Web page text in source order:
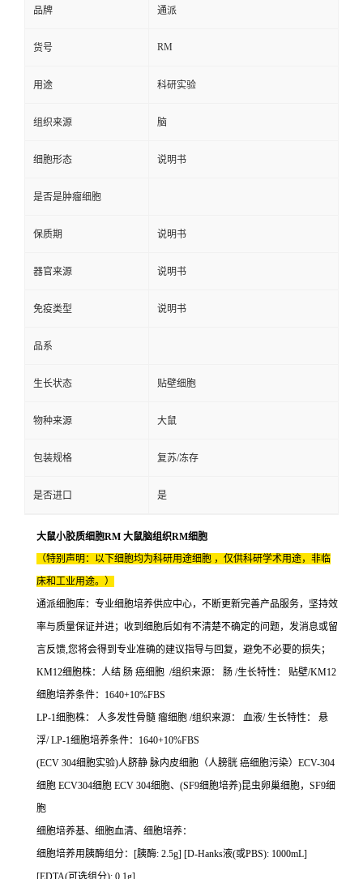
品牌 通派
货号 RM
用途 科研实验
组织来源 脑
细胞形态 说明书
是否是肿瘤细胞
保质期 说明书
器官来源 说明书
免疫类型 说明书
品系
生长状态 贴壁细胞
物种来源 大鼠
包装规格 复苏/冻存
是否进口 是
大鼠小胶质细胞RM 大鼠脑组织RM细胞
（特别声明：以下细胞均为科研用途细胞 ，仅供科研学术用途，非临
床和工业用途。）
通派细胞库：专业细胞培养供应中心，不断更新完善产品服务，坚持效
率与质量保证并进；收到细胞后如有不清楚不确定的问题，发消息或留
言反馈,您将会得到专业准确的建议指导与回复，避免不必要的损失；
KM12细胞株：人结 肠 癌细胞 /组织来源： 肠 /生长特性： 贴壁/KM12
细胞培养条件：1640+10%FBS
LP-1细胞株： 人多发性骨髓 瘤细胞 /组织来源： 血液/ 生长特性： 悬
浮/ LP-1细胞培养条件：1640+10%FBS
(ECV 304细胞实验)人脐静 脉内皮细胞（人膀胱 癌细胞污染）ECV-304
细胞 ECV304细胞 ECV 304细胞、(SF9细胞培养)昆虫卵巢细胞，SF9细
胞
细胞培养基、细胞血清、细胞培养：
细胞培养用胰酶组分：[胰酶: 2.5g] [D-Hanks液(或PBS): 1000mL]
[EDTA(可选组分): 0.1g]